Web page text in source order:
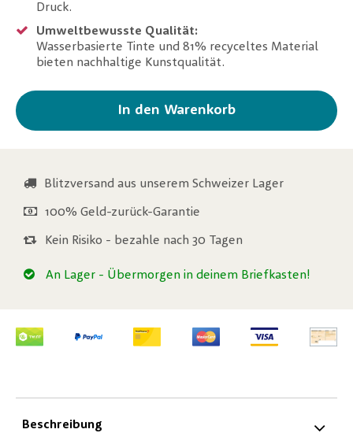
Druck.
Umweltbewusste Qualität:
Wasserbasierte Tinte und 81% recyceltes Material
bieten nachhaltige Kunstqualität.
In den Warenkorb
Blitzversand aus unserem Schweizer Lager
100% Geld-zurück-Garantie
Kein Risiko - bezahle nach 30 Tagen
An Lager - Übermorgen in deinem Briefkasten!
Beschreibung